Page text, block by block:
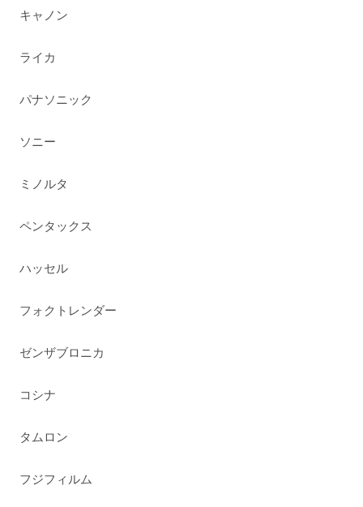
キャノン
ライカ
パナソニック
ソニー
ミノルタ
ペンタックス
ハッセル
フォクトレンダー
ゼンザブロニカ
コシナ
タムロン
フジフィルム